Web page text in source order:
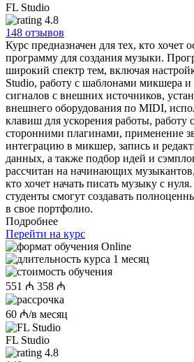
FL Studio
4.8
148 отзывов
Курс предназначен для тех, кто хочет
программу для создания музыки.
широкий спектр тем, включая
Studio, работу с шаблонами микшера и
сигналов с внешних источников,
внешнего оборудования по MIDI,
клавиш для ускорения работы, работу
сторонними плагинами, применение
интеграцию в микшер, запись и
данных, а также подбор идей и
рассчитан на начинающих
кто хочет начать писать музыку с
студенты смогут создавать
в свое портфолио.
Подробнее
Перейти на курс
Online
1 месяц
551 ₼ 358 ₼
60 ₼/в месяц
FL Studio
4.8